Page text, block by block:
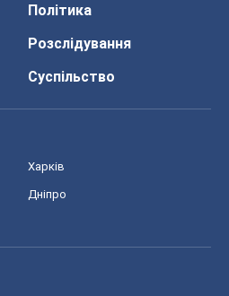
Політика
Розслідування
Суспільство
Харків
Дніпро